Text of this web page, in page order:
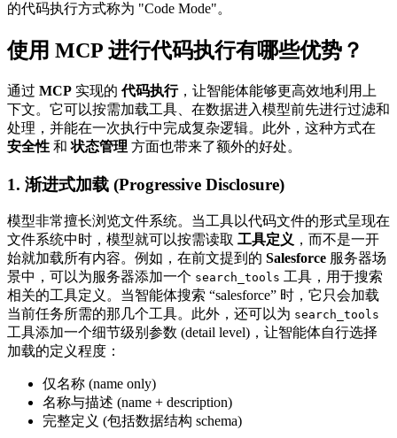
的代码执行方式称为 "Code Mode"。
使用 MCP 进行代码执行有哪些优势？
通过 MCP 实现的代码执行，让智能体能够更高效地利用上
下文。它可以按需加载工具、在数据进入模型前先进行过滤和
处理，并能在一次执行中完成复杂逻辑。此外，这种方式在
安全性 和状态管理 方面也带来了额外的好处。
1. 渐进式加载 (Progressive Disclosure)
模型非常擅长浏览文件系统。当工具以代码文件的形式呈现在
文件系统中时，模型就可以按需读取 工具定义 ，而不是一开
始就加载所有内容。例如，在前文提到的 Salesforce 服务器场
景中，可以为服务器添加一个 search_tools 工具，用于搜索
相关的工具定义。当智能体搜索 “salesforce” 时，它只会加载
当前任务所需的那几个工具。此外，还可以为 search_tools
工具添加一个细节级别参数 (detail level)，让智能体自行选择
加载的定义程度：
仅名称 (name only)
名称与描述 (name + description)
完整定义 (包括数据结构 schema)